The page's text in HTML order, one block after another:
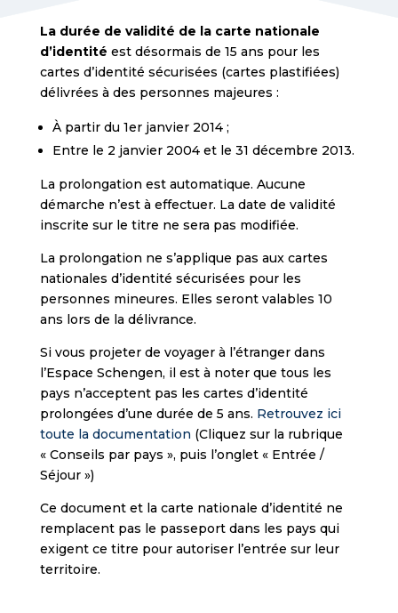
La durée de validité de la carte nationale
d’identité est désormais de 15 ans pour les
cartes d’identité sécurisées (cartes plastifiées)
délivrées à des personnes majeures :
À partir du 1er janvier 2014 ;
Entre le 2 janvier 2004 et le 31 décembre 2013.
La prolongation est automatique. Aucune
démarche n’est à effectuer. La date de validité
inscrite sur le titre ne sera pas modifiée.
La prolongation ne s’applique pas aux cartes
nationales d’identité sécurisées pour les
personnes mineures. Elles seront valables 10
ans lors de la délivrance.
Si vous projeter de voyager à l’étranger dans
l’Espace Schengen, il est à noter que tous les
pays n’acceptent pas les cartes d’identité
prolongées d’une durée de 5 ans. Retrouvez ici
toute la documentation (Cliquez sur la rubrique
« Conseils par pays », puis l’onglet « Entrée /
Séjour »)
Ce document et la carte nationale d’identité ne
remplacent pas le passeport dans les pays qui
exigent ce titre pour autoriser l’entrée sur leur
territoire.